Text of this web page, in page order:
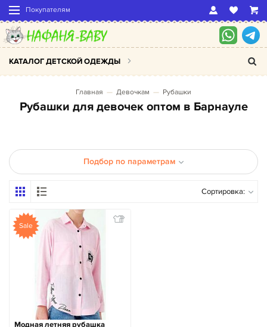
Покупателям
КАТАЛОГ ДЕТСКОЙ ОДЕЖДЫ
Главная Девочкам Рубашки
Рубашки для девочек оптом в Барнауле
Подбор по параметрам
Сортировка:
Sale
Модная летняя рубашка